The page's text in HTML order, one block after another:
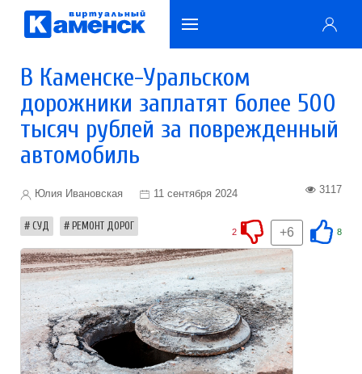
В Каменске-Уральском
дорожники заплатят более 500
тысяч рублей за поврежденный
автомобиль
Юлия Ивановская 11 сентября 2024 3117
СУД РЕМОНТ ДОРОГ 8
+6
2